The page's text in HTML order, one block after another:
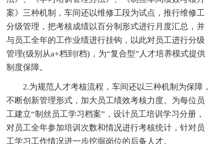
案》三种机制，车间还以维修工段为试点，推行维修工
分级管理，把考核成绩以百分制形式进行月度汇总，并
与员工全年的工作业绩进行挂钩，以此对员工进行分级
管理(级别从a+档到f档)，为“复合型”人才培养模式提供
制度保障。
2.为规范人才考核流程，车间还以三种机制为保障，
不断创新管理形式，加大员工绩效考核力度。为每位员
工建立“制丝员工学习档案”，设计员工培训学习分册，
对员工全年参加培训次数和情况进行考核统计，针对员
工学习工作情况进一步挖掘岗位的后备人才。